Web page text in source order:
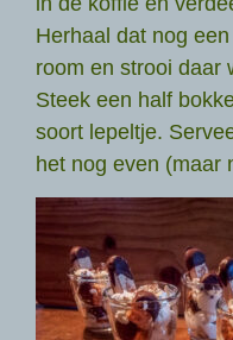
Herhaal dat nog
room en strooi daar
Steek een half
soort lepeltje.
het nog even (maar